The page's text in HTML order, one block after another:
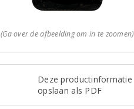
(Ga over de afbeelding om in te zoomen)
Deze productinformatie
opslaan als PDF